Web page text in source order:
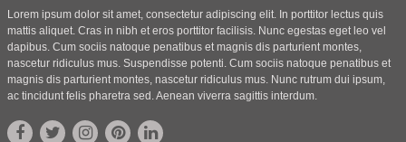
Lorem ipsum dolor sit amet, consectetur adipiscing elit. In porttitor lectus quis
mattis aliquet. Cras in nibh et eros porttitor facilisis. Nunc egestas eget leo vel
dapibus. Cum sociis natoque penatibus et magnis dis parturient montes,
nascetur ridiculus mus. Suspendisse potenti. Cum sociis natoque penatibus et
magnis dis parturient montes, nascetur ridiculus mus. Nunc rutrum dui ipsum,
ac tincidunt felis pharetra sed. Aenean viverra sagittis interdum.